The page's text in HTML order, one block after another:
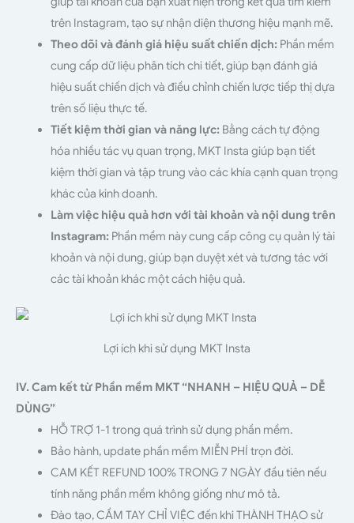
trên Instagram, tạo sự nhận diện thương hiệu mạnh mẽ.
Theo dõi và đánh giá hiệu suất chiến dịch:Phần mềm
cung cấp dữ liệu phân tích chi tiết, giúp bạn đánh giá
hiệu suất chiến dịch và điều chỉnh chiến lược tiếp thị dựa
trên số liệu thực tế.
Tiết kiệm thời gian và năng lực: Bằng cách tự động
hóa nhiều tác vụ quan trọng, MKT Insta giúp bạn tiết
kiệm thời gian và tập trung vào các khía cạnh quan trọng
khác của kinh doanh.
Làm việc hiệu quả hơn với tài khoản và nội dung trên
Instagram: Phần mềm này cung cấp công cụ quản lý tài
khoản và nội dung, giúp bạn duyệt xét và tương tác với
các tài khoản khác một cách hiệu quả.
Lợi ích khi sử dụng MKT Insta
IV. Cam kết từ Phần mềm MKT “NHANH – HIỆU QUẢ – DỄ
DÙNG”
HỖ TRỢ 1-1 trong quá trình sử dụng phần mềm.
Bảo hành, update phần mềm MIỄN PHÍ trọn đời.
CAM KẾT REFUND 100% TRONG 7 NGÀY đầu tiên nếu
tính năng phần mềm không giống như mô tả.
Đào tạo, CẦM TAY CHỈ VIỆC đến khi THÀNH THẠO sử